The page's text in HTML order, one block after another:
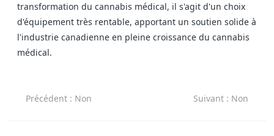
transformation du cannabis médical, il s'agit d'un choix
d'équipement très rentable, apportant un soutien solide à
l'industrie canadienne en pleine croissance du cannabis
médical.
Précédent : Non Suivant : Non